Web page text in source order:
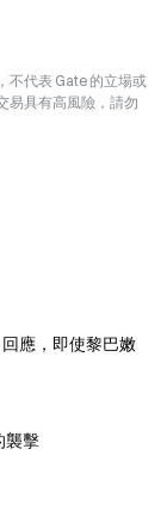
不代表 Gate 的立場或
易具有高風險，請勿
應，即使黎巴嫩
襲擊